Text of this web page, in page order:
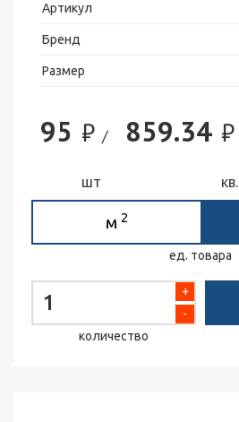
Артикул
Бренд
Размер
95 ₽ /
шт
859.34 ₽
м 2
ед. товара
+
-
количество